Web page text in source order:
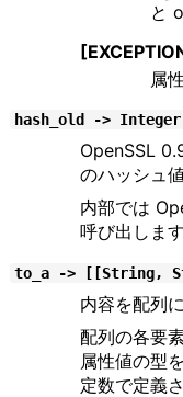
と
属
hash_old -> Integer
OpenSSL
のハッシュ
内部では
呼び出します
to_a -> [[String,
内容を配列
配列の各要
属性値の型
定数で定義